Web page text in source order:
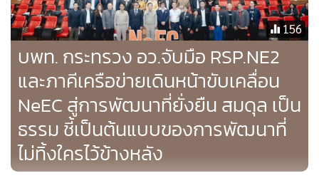
นายพูลพิพัฒน์ กล่าวทิ้งท้ายถึงการก้าวสู่ปีที่ 30 ของ QTC ว่า
บริษัทฯ วางกลยุทธ์เพื่อขับเคลื่อนองค์กรสู่การเติบโตอย่างมั่นคง
และยั่งยืน สอดรับกับนโยบายที่มุ่งสู่การเป็นธุรกิจ Green Energy
พลังงานสีเขียว ภายใต้วิสัยทัศน์การเป็นผู้นำด้านการผลิต
จำหน่าย และให้บริการด้านเทคโนโลยีที่มีคุณภาพครบวงจรใน
ธุรกิจพลังงานและไฟฟ้า พร้อมทั้งพัฒนาผลิตภัณฑ์ กระบวนการ
และดำเนินธุรกิจตอกย้ำความมุ่งมั่นด้าน ESG สะท้อนความ
156
บพท. กระทรวง อว.จับมือ RSP.NE2
และภาคีเครือข่ายเดินหน้าขับเคลื่อน
NeEC สู่การพัฒนาที่ยั่งยืน สมดุล เป็น
ธรรม ชี้เป็นต้นแบบของการพัฒนาที่
ไม่ทิ้งใครไว้ข้างหลัง